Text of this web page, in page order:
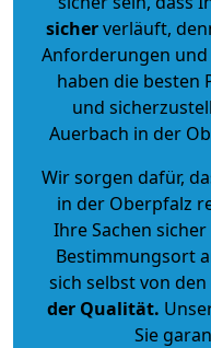
sicherverläuft,
Anforderungen
haben die besten
und
Auerbach in der
Wir sorgen dafür,
in der Oberpfalz
Ihre Sachen
Bestimmungsort
sich selbst von den
der Qualität.
Sie